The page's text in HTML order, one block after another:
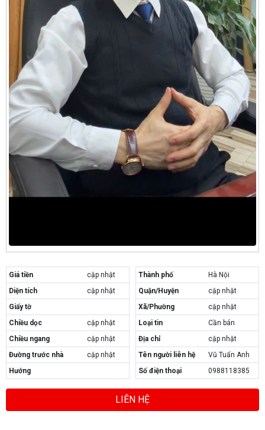
Giá tiền
cập nhật
Diện tích
cập nhật
Giấy tờ
Chiều dọc
cập nhật
Chiều ngang
cập nhật
Đường trước nhà
cập nhật
Hướng
Thành phố
Hà Nội
Quận/Huyện
cập nhật
Xã/Phường
cập nhật
Loại tin
Cần bán
Địa chỉ
cập nhật
Tên người liên hệ
Vũ Tuấn Anh
Số điện thoại
0988118385
LIÊN HỆ